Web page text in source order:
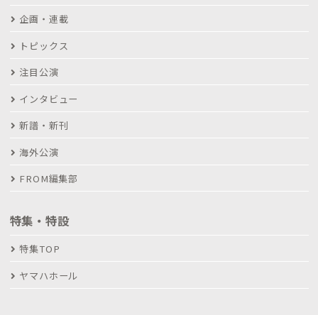
企画・連載
トピックス
注目公演
インタビュー
新譜・新刊
海外公演
FROM編集部
特集・特設
特集TOP
ヤマハホール